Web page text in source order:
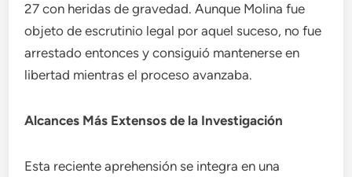
27 con heridas de gravedad. Aunque Molina fue
objeto de escrutinio legal por aquel suceso, no fue
arrestado entonces y consiguió mantenerse en
libertad mientras el proceso avanzaba.
Alcances Más Extensos de la Investigación
Esta reciente aprehensión se integra en una